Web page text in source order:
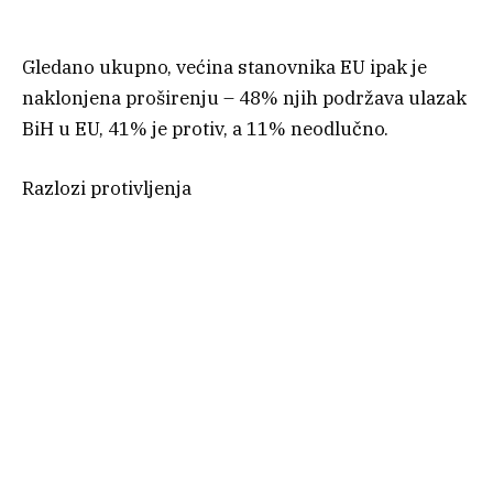
Gledano ukupno, većina stanovnika EU ipak je
naklonjena proširenju – 48% njih podržava ulazak
BiH u EU, 41% je protiv, a 11% neodlučno.
Razlozi protivljenja